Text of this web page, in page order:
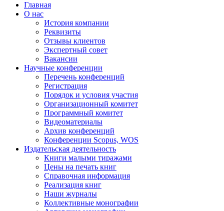
Главная
О нас
История компании
Реквизиты
Отзывы клиентов
Экспертный совет
Вакансии
Научные конференции
Перечень конференций
Регистрация
Порядок и условия участия
Организационный комитет
Программный комитет
Видеоматериалы
Архив конференций
Конференции Scopus, WOS
Издательская деятельность
Книги малыми тиражами
Цены на печать книг
Справочная информация
Реализация книг
Наши журналы
Коллективные монографии